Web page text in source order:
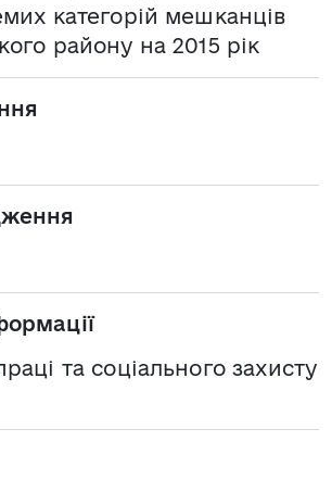
категорій мешканців
району на 2015 рік
та соціального захисту